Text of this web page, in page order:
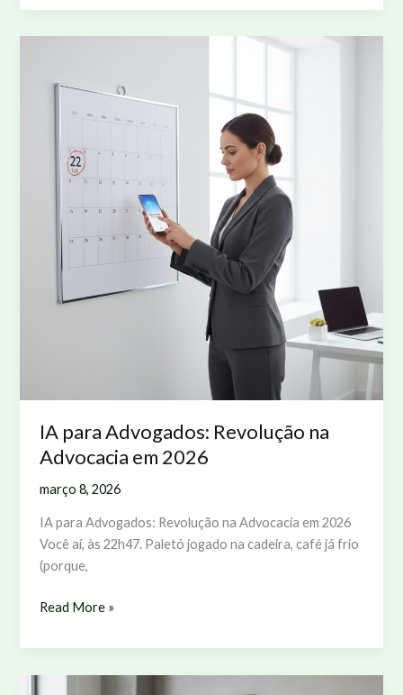
Oficinas:
Rotina
IA para Advogados: Revolução na
Advocacia em 2026
março 8, 2026
IA para Advogados: Revolução na Advocacia em 2026
Você aí, às 22h47. Paletó jogado na cadeira, café já frio
(porque,
IA
Advogados:
Read More »